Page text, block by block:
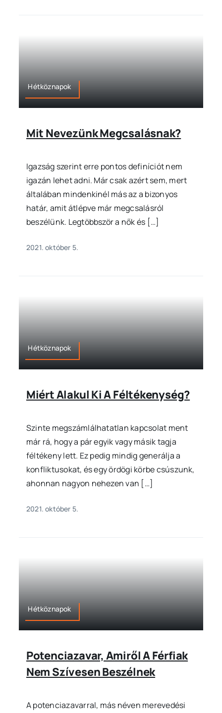
Hétköznapok
Mit Nevezünk Megcsalásnak?
Igazság szerint erre pontos definíciót nem
igazán lehet adni. Már csak azért sem, mert
általában mindenkinél más az a bizonyos
határ, amit átlépve már megcsalásról
beszélünk. Legtöbbször a nők és […]
2021. október 5.
Hétköznapok
Miért Alakul Ki A Féltékenység?
Szinte megszámlálhatatlan kapcsolat ment
már rá, hogy a pár egyik vagy másik tagja
féltékeny lett. Ez pedig mindig generálja a
konfliktusokat, és egy ördögi körbe csúszunk,
ahonnan nagyon nehezen van […]
2021. október 5.
Hétköznapok
Potenciazavar, Amiről A Férfiak
Nem Szívesen Beszélnek
A potenciazavarral, más néven merevedési